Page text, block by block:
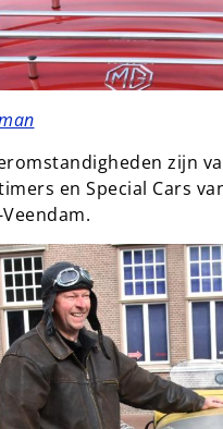
zijn
en Special Cars